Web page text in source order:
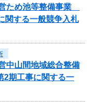
ため池等整備事業
する一般競争入札
中山間地域総合整備
期工事に関する一